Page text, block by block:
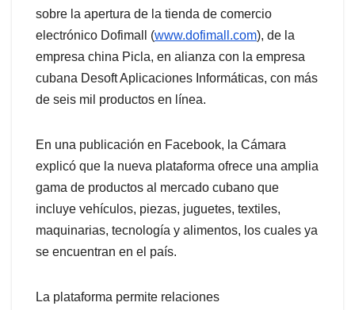
sobre la apertura de la tienda de comercio
electrónico Dofimall (www.dofimall.com), de la
empresa china Picla, en alianza con la empresa
cubana Desoft Aplicaciones Informáticas, con más
de seis mil productos en línea.
En una publicación en Facebook, la Cámara
explicó que la nueva plataforma ofrece una amplia
gama de productos al mercado cubano que
incluye vehículos, piezas, juguetes, textiles,
maquinarias, tecnología y alimentos, los cuales ya
se encuentran en el país.
La plataforma permite relaciones